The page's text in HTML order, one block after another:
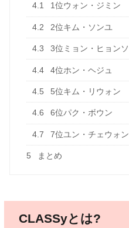
4.1 1位ウォン・ジミン
4.2 2位キム・ソンユ
4.3 3位ミョン・ヒョンソ
4.4 4位ホン・ヘジュ
4.5 5位キム・リウォン
4.6 6位パク・ボウン
4.7 7位ユン・チェウォン
5 まとめ
CLASSyとは?